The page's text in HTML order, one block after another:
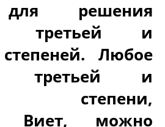
решения
третьей и
Любое
третьей и
степени,
Виет, можно